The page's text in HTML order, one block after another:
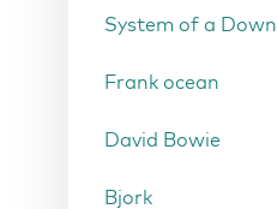
System of a Down
Frank ocean
David Bowie
Bjork